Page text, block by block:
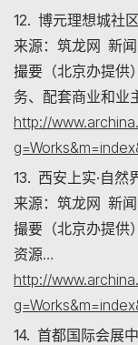
12. 博元理想城社
来源：筑龙网 新闻
撮要（北京办提供
务、配套商业和业
http://
13. 西安上实·自然
来源：筑龙网 新闻
撮要（北京办提供
资源…
http://
14. 首都国际会展